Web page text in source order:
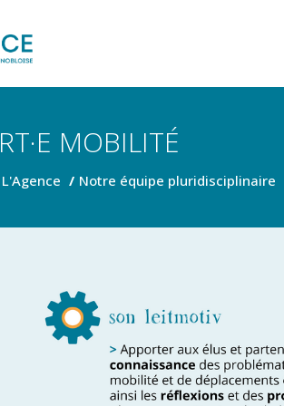
MOBILITÉ
L'Agence Notre équipe pluridisciplinaire